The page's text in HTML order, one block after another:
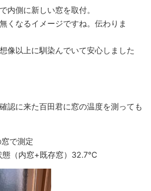
内側に新しい窓を取付。
くなるイメージですね。伝わりま
像以上に馴染んでいて安心しました
認に来た百田君に窓の温度を測っても
で測定
（内窓+既存窓）32.7℃